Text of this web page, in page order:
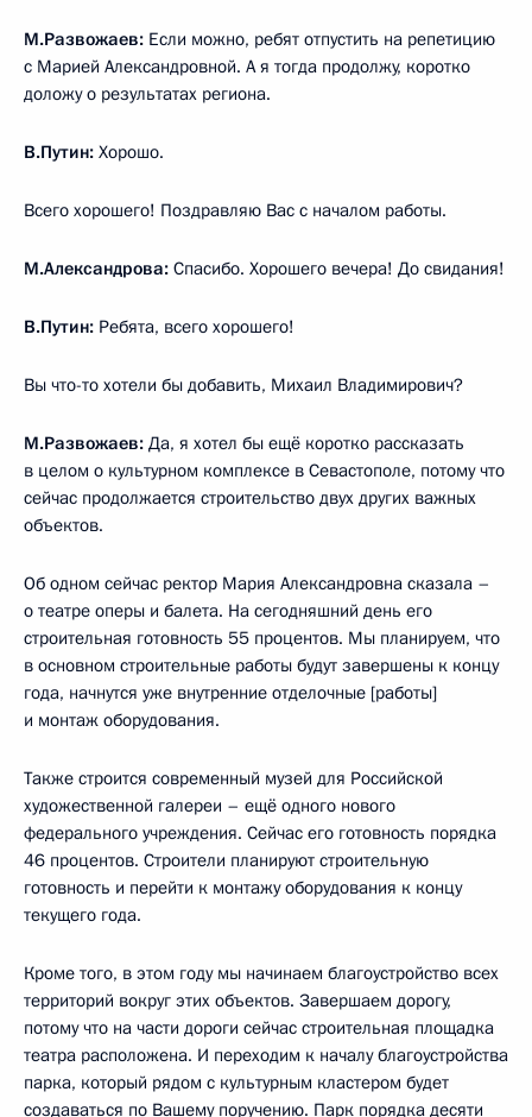
М.Развожаев: Если можно, ребят отпустить на репетицию
с Марией Александровной. А я тогда продолжу, коротко
доложу о результатах региона.
В.Путин: Хорошо.
Всего хорошего! Поздравляю Вас с началом работы.
М.Александрова: Спасибо. Хорошего вечера! До свидания!
В.Путин: Ребята, всего хорошего!
Вы что-то хотели бы добавить, Михаил Владимирович?
М.Развожаев: Да, я хотел бы ещё коротко рассказать
в целом о культурном комплексе в Севастополе, потому что
сейчас продолжается строительство двух других важных
объектов.
Об одном сейчас ректор Мария Александровна сказала –
о театре оперы и балета. На сегодняшний день его
строительная готовность 55 процентов. Мы планируем, что
в основном строительные работы будут завершены к концу
года, начнутся уже внутренние отделочные [работы]
и монтаж оборудования.
Также строится современный музей для Российской
художественной галереи – ещё одного нового
федерального учреждения. Сейчас его готовность порядка
46 процентов. Строители планируют строительную
готовность и перейти к монтажу оборудования к концу
текущего года.
Кроме того, в этом году мы начинаем благоустройство всех
территорий вокруг этих объектов. Завершаем дорогу,
потому что на части дороги сейчас строительная площадка
театра расположена. И переходим к началу благоустройства
парка, который рядом с культурным кластером будет
создаваться по Вашему поручению. Парк порядка десяти